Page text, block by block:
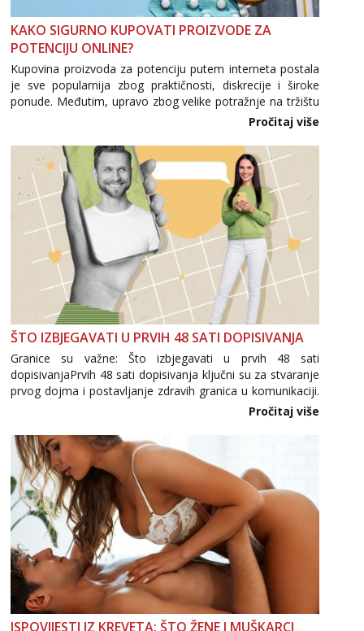
Razgovaram :)
Učiteljica iz predgrađa traži...
Tel:064/677-677- Kod: #160
tel:0,93€ - mob:1,12€ min
Obavijesti me kada se oslobodi
Tel:064/677-677- Kod: #119
tel:0,93€ - mob:1,12€ min
Obavijesti me kada se oslobodi
Čekam tvoj poziv!
Tel:064/677-677
- Kod: #135
tel:0,93€ - mob:1,12€ min
Ivančica
Čekam tvoj poziv!
tel:0,93€ - mob:1,12€ min
Zara
Tel:064/677-677
tel:0,93€ - mob:1,12€ min
Anđela
Čekam tvoj poziv!
Tel:064/677-677 - Kod: #142
tel:0,93€ - mob:1,12€ min
KAKO SIGURNO KUPOVATI PROIZVODE ZA
POTENCIJU ONLINE?
Kupovina proizvoda za potenciju putem interneta postala
je sve popularnija zbog praktičnosti, diskrecije i široke
ponude. Međutim, upravo zbog velike potražnje na tržištu
se pojavljuju i brojni krivotvoreni proizvodi, nepouzdane
internetske trgovine te proizvodi nepoznatog podrijetla. ...
Pročitaj više
ŠTO IZBJEGAVATI U PRVIH 48 SATI DOPISIVANJA
Granice su važne: Što izbjegavati u prvih 48 sati
dopisivanjaPrvih 48 sati dopisivanja ključni su za stvaranje
prvog dojma i postavljanje zdravih granica u komunikaciji.
Važno je izbjeći prebrzo otkrivanje osobnih ili intimnih
informacija, jer nepoznata osoba još nije zaslužila to
povjerenje. Takođe...
Pročitaj više
ISPOVIJESTI IZ KREVETA: ŠTO ŽENE I MUŠKARCI